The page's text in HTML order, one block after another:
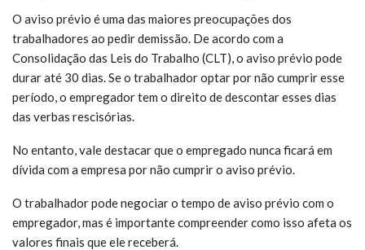
O aviso prévio é uma das maiores preocupações dos
trabalhadores ao pedir demissão. De acordo com a
Consolidação das Leis do Trabalho (CLT), o aviso prévio pode
durar até 30 dias. Se o trabalhador optar por não cumprir esse
período, o empregador tem o direito de descontar esses dias
das verbas rescisórias.
No entanto, vale destacar que o empregado nunca ficará em
dívida com a empresa por não cumprir o aviso prévio.
O trabalhador pode negociar o tempo de aviso prévio com o
empregador, mas é importante compreender como isso afeta os
valores finais que ele receberá.